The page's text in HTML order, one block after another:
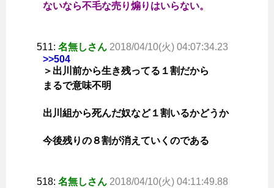
ないなら不毛な売り煽りはいらない。
511: 名無しさん 2018/04/10(火) 04:07:34.23
>>504
＞出川前から生き残ってる１割だから
まるで意味不明
出川組から死んだ奴など１割いるかどうか
今後残りの８割が消えていくのである
518: 名無しさん 2018/04/10(火) 04:11:49.88